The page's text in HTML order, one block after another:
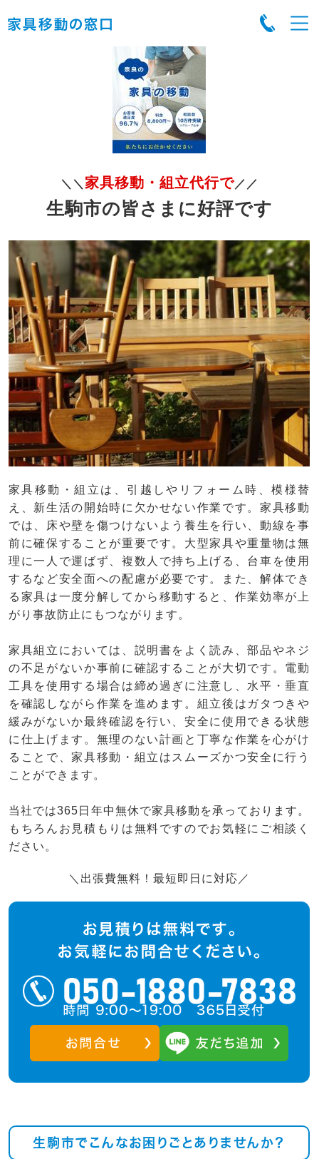
＼＼ 家具移動・組立代行で／／
生駒市の皆さまに好評です
家具移動・組立は、引越しやリフォーム時、模様替
え、新生活の開始時に欠かせない作業です。家具移動
では、床や壁を傷つけないよう養生を行い、動線を事
前に確保することが重要です。大型家具や重量物は無
理に一人で運ばず、複数人で持ち上げる、台車を使用
するなど安全面への配慮が必要です。また、解体でき
る家具は一度分解してから移動すると、作業効率が上
がり事故防止にもつながります。
家具組立においては、説明書をよく読み、部品やネジ
の不足がないか事前に確認することが大切です。電動
工具を使用する場合は締め過ぎに注意し、水平・垂直
を確認しながら作業を進めます。組立後はガタつきや
緩みがないか最終確認を行い、安全に使用できる状態
に仕上げます。無理のない計画と丁寧な作業を心がけ
ることで、家具移動・組立はスムーズかつ安全に行う
ことができます。
当社では365日年中無休で家具移動を承っております。
もちろんお見積もりは無料ですのでお気軽にご相談く
ださい。
＼出張費無料！最短即日に対応／
生駒市でこんなお困りごとありませんか？